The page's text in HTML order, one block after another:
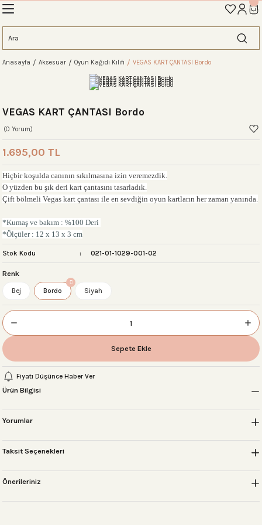
İLK ALIŞVERİŞİNİZE ÖZEL TANIŞMA İNDİRİMİNİ KEŞFEDİN! 'AOS10'
Çantaları
Anasayfa Aksesuar Oyun Kağıdı Kılıfı VEGAS KART ÇANTASI Bordo
VEGAS KART ÇANTASI Bordo
(0 Yorum)
1.695,00 TL
Hiçbir koşulda canının sıkılmasına izin veremezdik.
O yüzden bu şık deri kart çantasını tasarladık.
Çift bölmeli Vegas kart çantası ile en sevdiğin oyun kartların her zaman yanında.
*Kumaş ve bakım : %100 Deri
*Ölçüler : 12 x 13 x 3 cm
Stok Kodu 021-01-1029-001-02
Renk
Bej Bordo Siyah
Sepete Ekle
Fiyatı Düşünce Haber Ver
Ürün Bilgisi
Yorumlar
Taksit Seçenekleri
Önerileriniz